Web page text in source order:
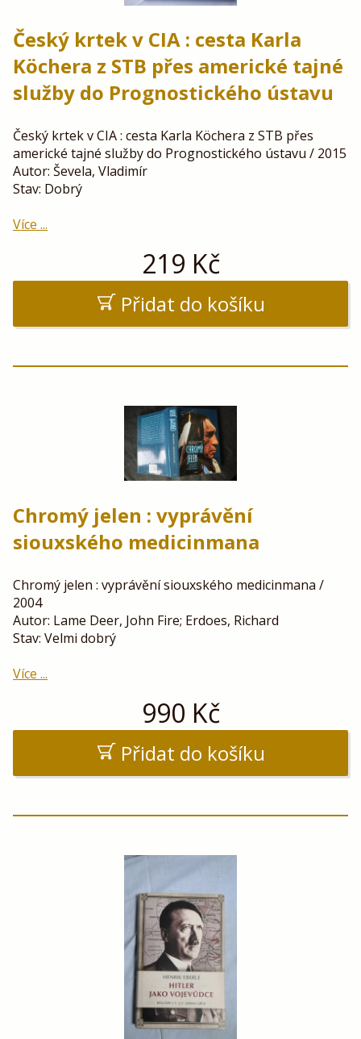
Český krtek v CIA : cesta Karla
Köchera z STB přes americké tajné
služby do Prognostického ústavu
Český krtek v CIA : cesta Karla Köchera z STB přes
americké tajné služby do Prognostického ústavu / 2015
Autor: Ševela, Vladimír
Stav: Dobrý
Více ...
219 Kč
Přidat do košíku
Chromý jelen : vyprávění
siouxského medicinmana
Chromý jelen : vyprávění siouxského medicinmana /
2004
Autor: Lame Deer, John Fire; Erdoes, Richard
Stav: Velmi dobrý
Více ...
990 Kč
Přidat do košíku